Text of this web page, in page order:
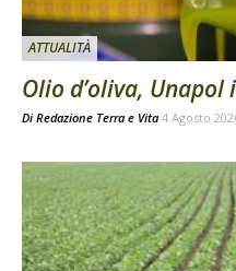
ATTUALITÀ
Olio d’oliva,
Di Redazione Terra e Vita 4 Agosto